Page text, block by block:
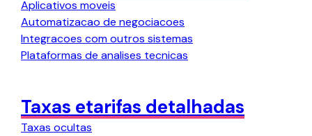
Aplicativos moveis
Automatizacao de negociacoes
Integracoes com outros sistemas
Plataformas de analises tecnicas
Taxas etarifas detalhadas
Taxas ocultas